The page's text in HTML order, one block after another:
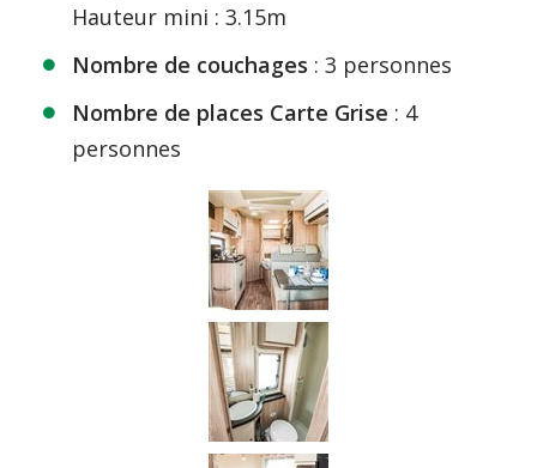
Hauteur mini : 3.15m
Nombre de couchages : 3 personnes
Nombre de places Carte Grise : 4
personnes